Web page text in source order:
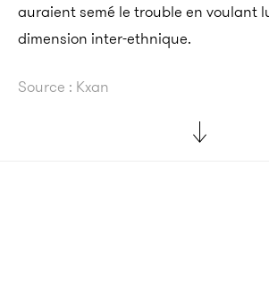
auraient semé le trouble en voulant
dimension inter-ethnique.
Source : Kxan